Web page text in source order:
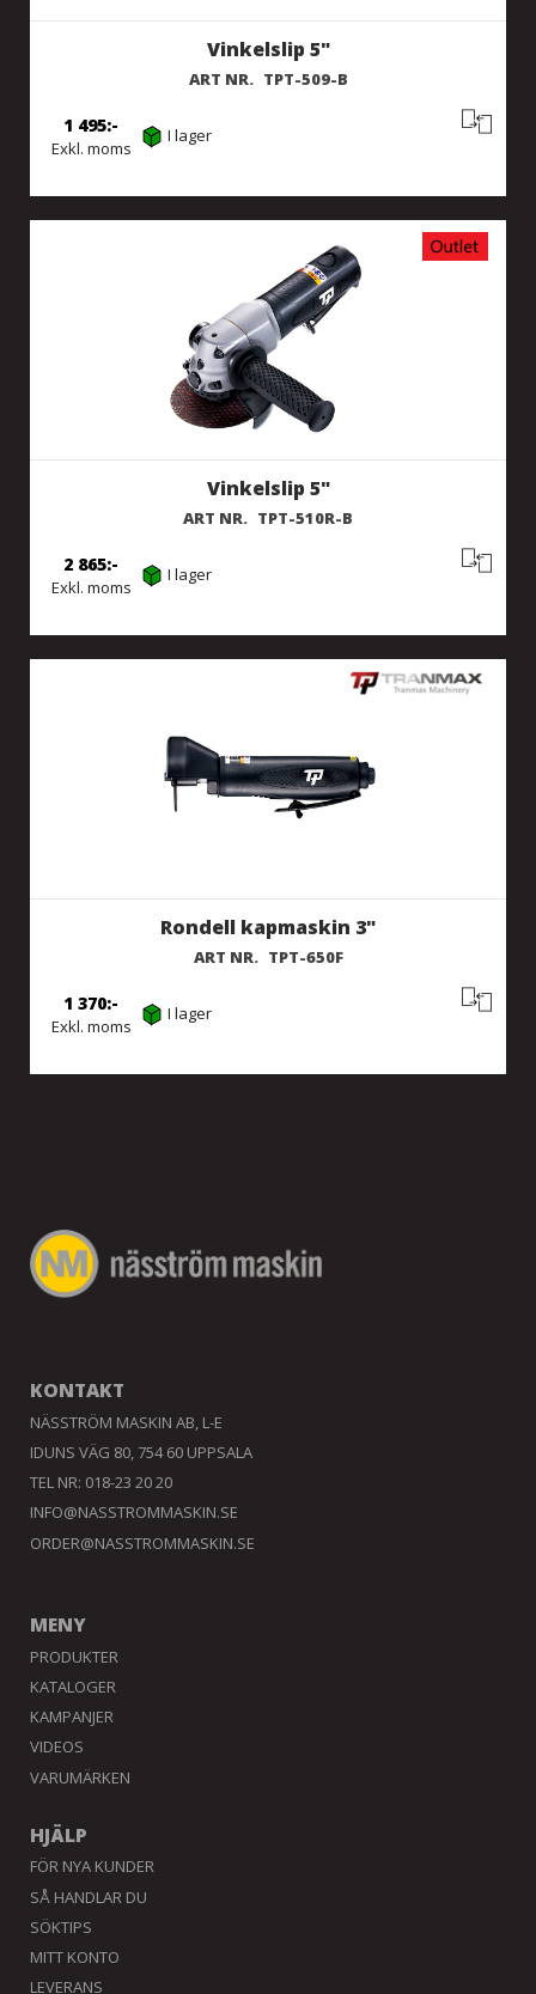
Vinkelslip 5"
ART NR. TPT-509-B
Exkl. moms
1 495 I lager
Vinkelslip 5"
ART NR. TPT-510R-B
Exkl. moms
2 865 I lager
Rondell kapmaskin 3"
ART NR. TPT-650F
Exkl. moms
1 370 I lager
KONTAKT
NÄSSTRÖM MASKIN AB, L-E
IDUNS VÄG 80, 754 60 UPPSALA
TEL NR: 018-23 20 20
INFO@NASSTROMMASKIN.SE
ORDER@NASSTROMMASKIN.SE
MENY
PRODUKTER
KATALOGER
KAMPANJER
VIDEOS
VARUMÄRKEN
HJÄLP
FÖR NYA KUNDER
SÅ HANDLAR DU
SÖKTIPS
MITT KONTO
LEVERANS